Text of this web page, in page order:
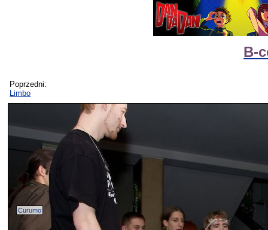
B-
Poprzedni:
Limbo
Curumo